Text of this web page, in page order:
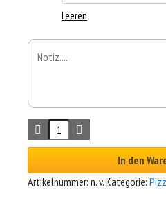
Leeren
In den
Artikelnummer: n. v.Kategorie: